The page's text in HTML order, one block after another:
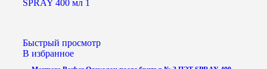
Быстрый просмотр
В избранное